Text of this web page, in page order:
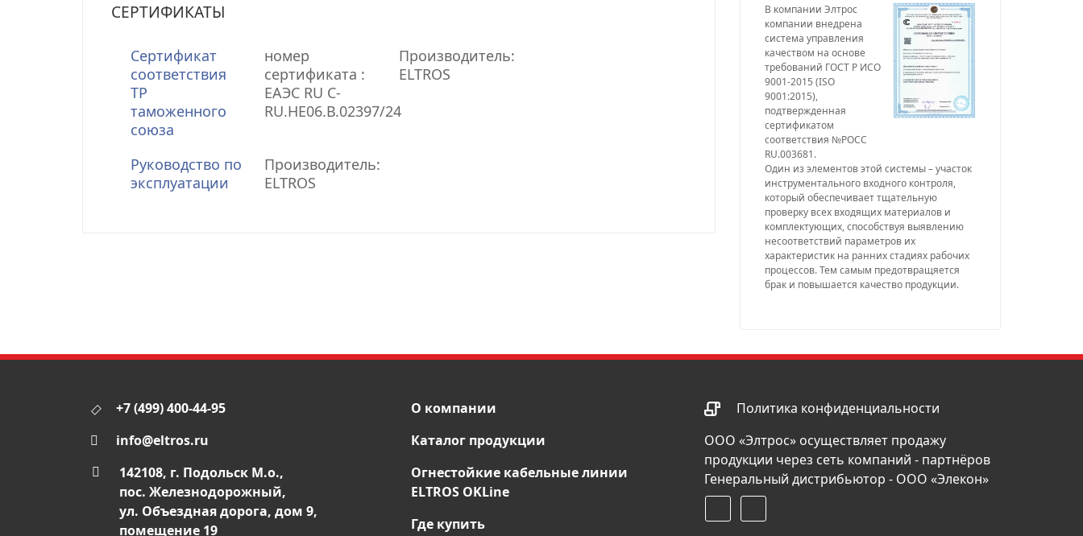
СЕРТИФИКАТЫ
Сертификат
соответствия
ТР
таможенного
союза
номер
сертификата :
ЕАЭС RU С-
RU.НЕ06.В.02397/24
Производитель:
ELTROS
Руководство по
эксплуатации
Производитель:
ELTROS
В компании Элтрос
компании внедрена
система управления
качеством на основе
требований ГОСТ Р ИСО
9001-2015 (ISO
9001:2015),
подтвержденная
сертификатом
соответствия №РОСС
RU.003681.
Один из элементов этой системы – участок
инструментального входного контроля,
который обеспечивает тщательную
проверку всех входящих материалов и
комплектующих, способствуя выявлению
несоответствий параметров их
характеристик на ранних стадиях рабочих
процессов. Тем самым предотвращяется
брак и повышается качество продукции.
+7 (499) 400-44-95
info@eltros.ru
142108, г. Подольск М.о.,
пос. Железнодорожный,
ул. Объездная дорога, дом 9,
помещение 19
О компании
Каталог продукции
Огнестойкие кабельные линии
ELTROS OKLine
Где купить
Политика конфиденциальности
ООО «Элтрос» осуществляет продажу
продукции через сеть компаний - партнёров
Генеральный дистрибьютор - ООО «Элекон»